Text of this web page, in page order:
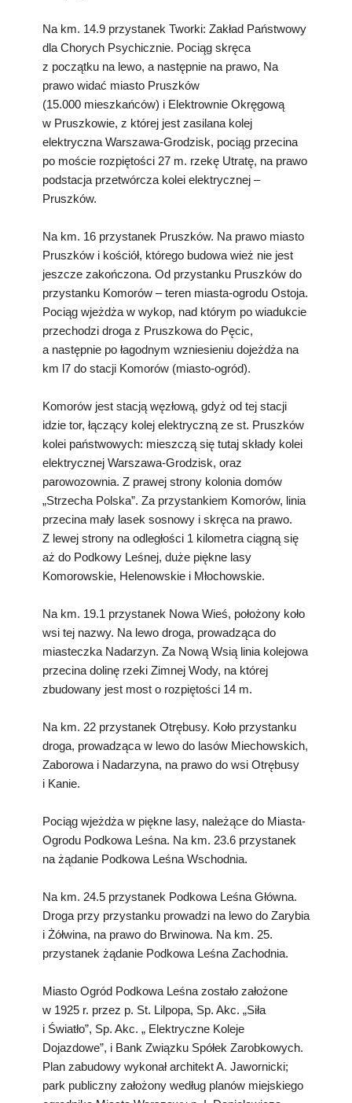
Na km. 14.9 przystanek Tworki: Zakład Państwowy
dla Chorych Psychicznie. Pociąg skręca
z początku na lewo, a następnie na prawo, Na
prawo widać miasto Pruszków
(15.000 mieszkańców) i Elektrownie Okręgową
w Pruszkowie, z której jest zasilana kolej
elektryczna Warszawa-Grodzisk, pociąg przecina
po moście rozpiętości 27 m. rzekę Utratę, na prawo
podstacja przetwórcza kolei elektrycznej –
Pruszków.
Na km. 16 przystanek Pruszków. Na prawo miasto
Pruszków i kościół, którego budowa wież nie jest
jeszcze zakończona. Od przystanku Pruszków do
przystanku Komorów – teren miasta-ogrodu Ostoja.
Pociąg wjeżdża w wykop, nad którym po wiadukcie
przechodzi droga z Pruszkowa do Pęcic,
a następnie po łagodnym wzniesieniu dojeżdża na
km l7 do stacji Komorów (miasto-ogród).
Komorów jest stacją węzłową, gdyż od tej stacji
idzie tor, łączący kolej elektryczną ze st. Pruszków
kolei państwowych: mieszczą się tutaj składy kolei
elektrycznej Warszawa-Grodzisk, oraz
parowozownia. Z prawej strony kolonia domów
„Strzecha Polska”. Za przystankiem Komorów, linia
przecina mały lasek sosnowy i skręca na prawo.
Z lewej strony na odległości 1 kilometra ciągną się
aż do Podkowy Leśnej, duże piękne lasy
Komorowskie, Helenowskie i Młochowskie.
Na km. 19.1 przystanek Nowa Wieś, położony koło
wsi tej nazwy. Na lewo droga, prowadząca do
miasteczka Nadarzyn. Za Nową Wsią linia kolejowa
przecina dolinę rzeki Zimnej Wody, na której
zbudowany jest most o rozpiętości 14 m.
Na km. 22 przystanek Otrębusy. Koło przystanku
droga, prowadząca w lewo do lasów Miechowskich,
Zaborowa i Nadarzyna, na prawo do wsi Otrębusy
i Kanie.
Pociąg wjeżdża w piękne lasy, należące do Miasta-
Ogrodu Podkowa Leśna. Na km. 23.6 przystanek
na żądanie Podkowa Leśna Wschodnia.
Na km. 24.5 przystanek Podkowa Leśna Główna.
Droga przy przystanku prowadzi na lewo do Zarybia
i Żółwina, na prawo do Brwinowa. Na km. 25.
przystanek żądanie Podkowa Leśna Zachodnia.
Miasto Ogród Podkowa Leśna zostało założone
w 1925 r. przez p. St. Lilpopa, Sp. Akc. „Siła
i Światło”, Sp. Akc. „ Elektryczne Koleje
Dojazdowe”, i Bank Związku Spółek Zarobkowych.
Plan zabudowy wykonał architekt A. Jawornicki;
park publiczny założony według planów miejskiego